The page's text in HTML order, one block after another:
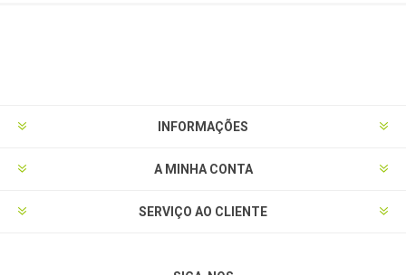
INFORMAÇÕES
A MINHA CONTA
SERVIÇO AO CLIENTE